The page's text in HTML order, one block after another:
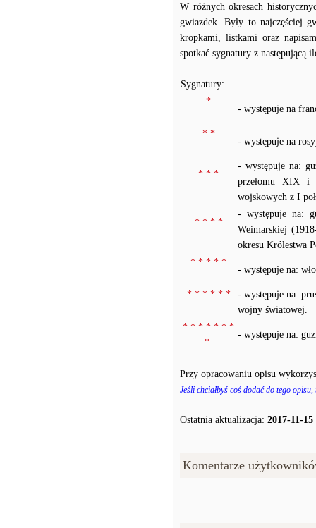
W różnych okresach
gwiazdek. Były to najczęściej
kropkami, listkami oraz
spotkać sygnatury z następującą
Sygnatury:
*
- występuje na
* *
- występuje na
* * *
- występuje na:
przełomu XIX i
wojskowych z I
* * * *
- występuje na:
Weimarskiej
okresu Królestwa
* * * * *
- występuje na:
* * * * * *
- występuje na:
wojny światowej.
* * * * * * *
*
- występuje na:
Przy opracowaniu opisu
Jeśli chciałbyś coś dodać do tego
Ostatnia aktualizacja: 2017-11-15
Komentarze